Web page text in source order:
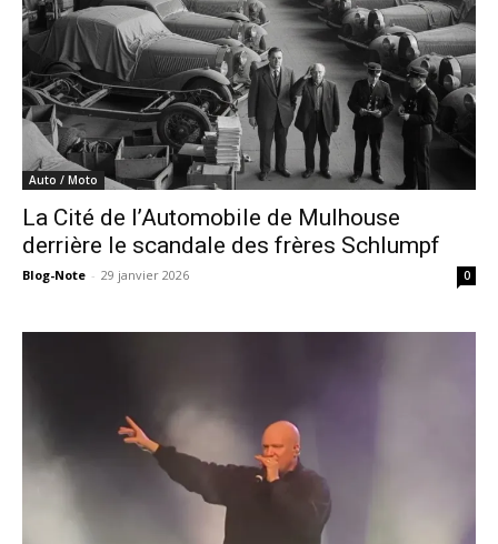
Auto / Moto
La Cité de l’Automobile de Mulhouse
derrière le scandale des frères Schlumpf
Blog-Note - 29 janvier 2026 0